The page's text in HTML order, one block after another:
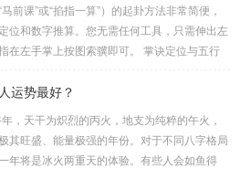
晰地通过下图展现：二、 核心安星诀详解1.
帝星）这是所有安星的第一步，至关重要。口
逆行，隔一阳武天同行，...
前课”或“掐指一算”）的起卦方法非常简便，
位和数字推算。您无需任何工具，只需伸出左
在左手掌上按图索骥即可。 掌诀定位与五行
食指指尖，属水，玄武，主数2、7、8，凶。
指尖，属金，白虎，主数4、1、2，凶。小
根部，属木，六合，主数5、3、8，吉。空
部，属土，勾陈，...
运势最好？
，天干为炽烈的丙火，地支为纯粹的午火，
其旺盛、能量极强的年份。对于不同八字格局
年将是冰火两重天的体验。有些人会如鱼得